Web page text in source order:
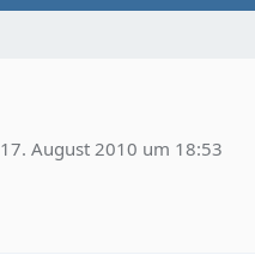
17. August 2010 um 18:53